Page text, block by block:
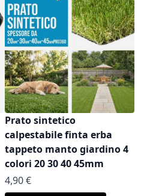
Prato sintetico
calpestabile finta erba
tappeto manto giardino 4
colori 20 30 40 45mm
As low as
4,90 €